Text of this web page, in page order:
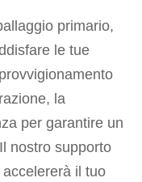
primario,
le tue
la
per garantire un
nostro supporto
il tuo